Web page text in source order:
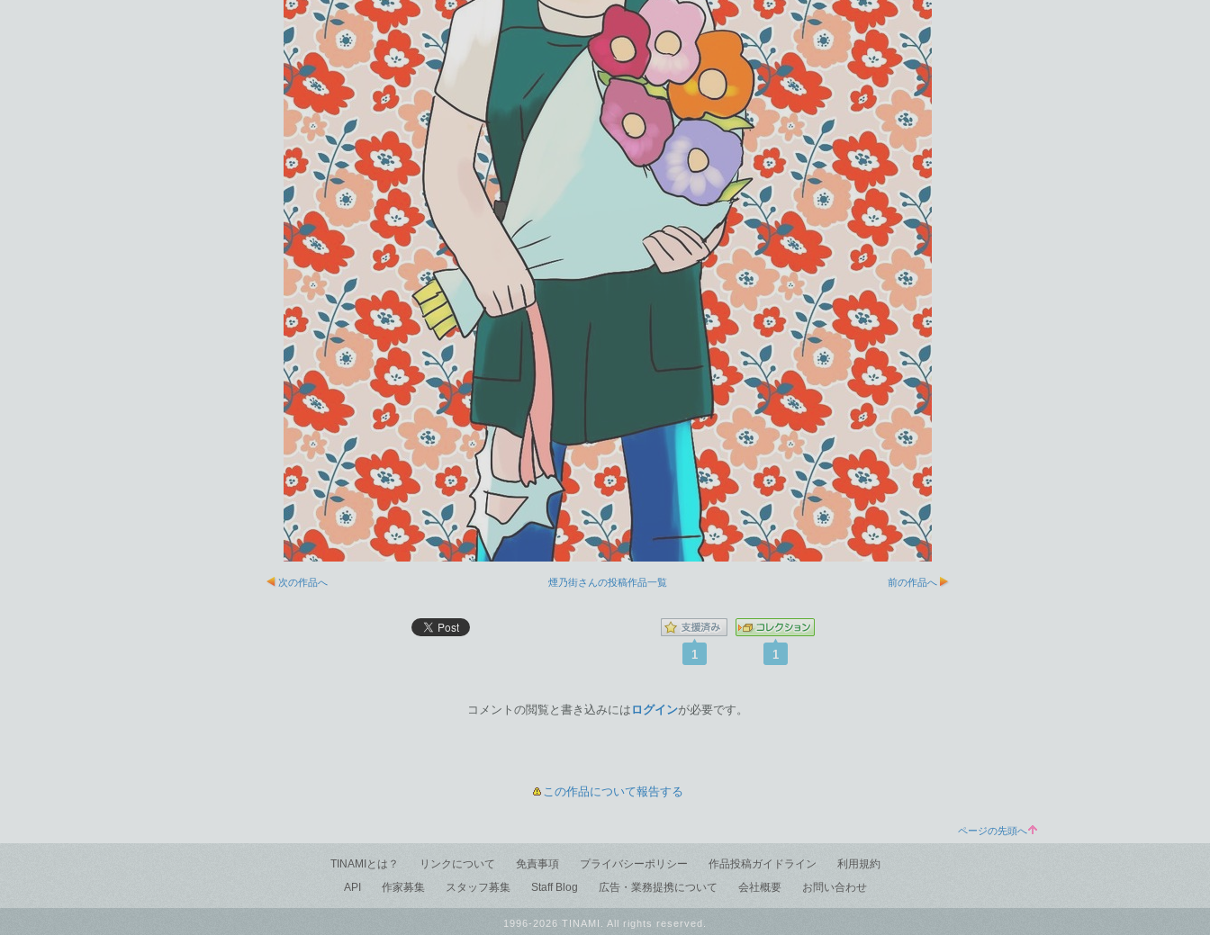
次の作品へ 煙乃街さんの投稿作品一覧 前の作品へ
1 1
コメントの閲覧と書き込みには ログインが必要です。
この作品について報告する
ページの先頭へ
TINAMIとは？ リンクについて 免責事項 プライバシーポリシー 作品投稿ガイドライン
利用規約
API
作家募集 スタッフ募集 Staff Blog 広告・業務提携について 会社概要 お問い合わせ
1996-2026 TINAMI. All rights reserved.